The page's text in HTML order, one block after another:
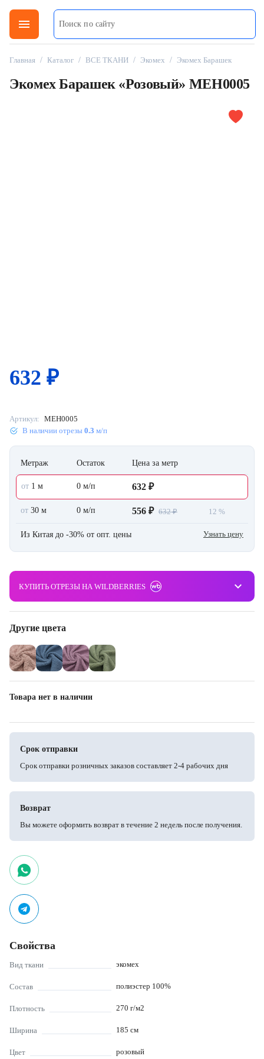
menu
Главная / Каталог / ВСЕ ТКАНИ / Экомех / Экомех Барашек
Экомех Барашек «Розовый» MEH0005
632 ₽
Артикул: MEH0005
В наличии отрезы 0.3 м/п
Метраж Остаток Цена за метр
от 1 м 0 м/п 632 ₽
от 30 м 0 м/п 556 ₽ 632 ₽ 12 %
Из Китая до -30% от опт. цены Узнать цену
КУПИТЬ ОТРЕЗЫ НА WILDBERRIES keyboard_arrow_down
Другие цвета
Товара нет в наличии
Срок отправки
Срок отправки розничных заказов составляет 2-4 рабочих дня
Возврат
Вы можете оформить возврат в течение 2 недель после получения.
Свойства
Вид ткани экомех
Состав полиэстер 100%
Плотность 270 г/м2
Ширина 185 см
Цвет розовый